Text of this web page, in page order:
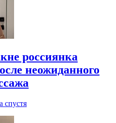
россиянка
неожиданного
спустя